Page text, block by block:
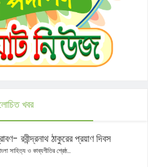
খবর
রবীন্দ্রনাথ ঠাকুরের প্রয়াণ দিবস
সাহিত্য ও কাব্যগীতির শ্রেষ্ঠ...